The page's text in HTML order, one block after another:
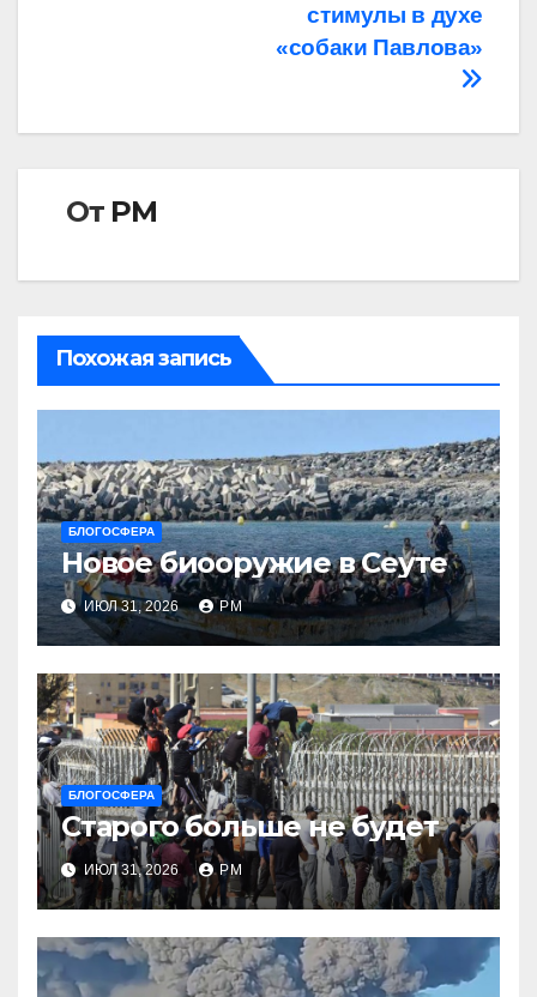
стимулы в духе
«собаки Павлова»
От РМ
Похожая запись
БЛОГОСФЕРА
Новое биооружие в Сеуте
ИЮЛ 31, 2026 РМ
БЛОГОСФЕРА
Старого больше не будет
ИЮЛ 31, 2026 РМ